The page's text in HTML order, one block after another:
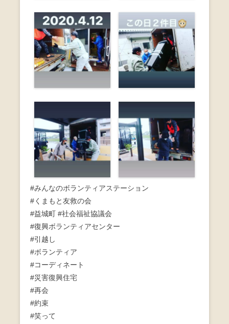
#みんなのボランティアステーション
#くまもと友救の会
#益城町 #社会福祉協議会
#復興ボランティアセンター
#引越し
#ボランティア
#コーディネート
#災害復興住宅
#再会
#約束
#笑って